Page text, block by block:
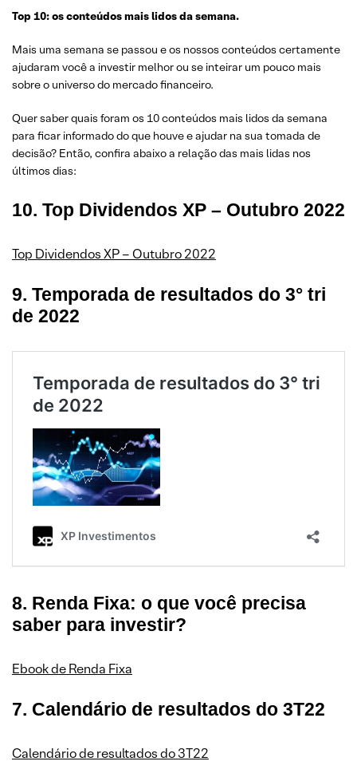
terceiro trimestre de 2022
3 meses
1. Pontuação de Risco de Carteira
Top 10: os conteúdos mais lidos da semana.
Mais uma semana se passou e os nossos conteúdos certamente
ajudaram você a investir melhor ou se inteirar um pouco mais
sobre o universo do mercado financeiro.
Quer saber quais foram os 10 conteúdos mais lidos da semana
para ficar informado do que houve e ajudar na sua tomada de
decisão? Então, confira abaixo a relação das mais lidas nos
últimos dias:
10. Top Dividendos XP – Outubro 2022
Top Dividendos XP – Outubro 2022
9. Temporada de resultados do 3° tri
de 2022
8. Renda Fixa: o que você precisa
saber para investir?
Ebook de Renda Fixa
7. Calendário de resultados do 3T22
Calendário de resultados do 3T22